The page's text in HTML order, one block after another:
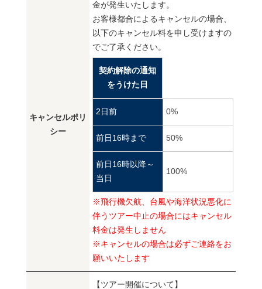
キャンセルポリ
シー
金が発生いたします。
お客様都合によるキャンセルの場合、
以下のキャンセル料を申し受けますの
でご了承ください。
契約解除の通知
をうけた日
2日前 0%
前日16時まで 50%
前日16時以降～
当日
100%
※飛行機欠航、台風や海洋状況悪化に
伴うツアー中止の場合にはキャンセル
料金は発生しません
※キャンセルの場合は必ずご連絡をお
願いいたします
【ツアー開催について】